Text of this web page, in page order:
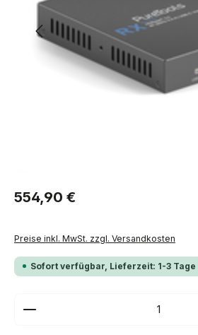
Regulärer Preis:
554,90 €
Preise inkl. MwSt. zzgl. Versandkosten
Sofort verfügbar, Lieferzeit: 1-3 Tage
Produkt Anzahl: Gib den